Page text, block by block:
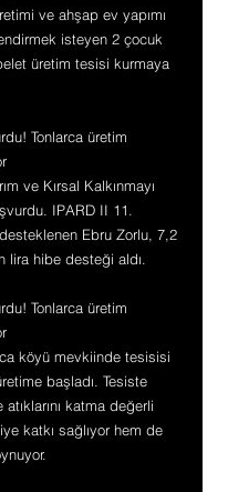
ve ahşap ev yapımı
isteyen 2 çocuk
üretim tesisi kurmaya
Tonlarca üretim
ve Kırsal Kalkınmayı
IPARD II 11.
Ebru Zorlu, 7,2
lira hibe desteği aldı.
Tonlarca üretim
köyü mevkiinde tesisisi
başladı. Tesiste
katma değerli
katkı sağlıyor hem de